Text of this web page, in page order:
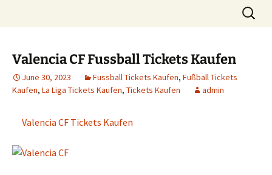
Search
for:
Valencia CF Fussball Tickets Kaufen
June 30, 2023 Fussball Tickets Kaufen, Fußball Tickets
Kaufen, La Liga Tickets Kaufen, Tickets Kaufen admin
Valencia CF Tickets Kaufen